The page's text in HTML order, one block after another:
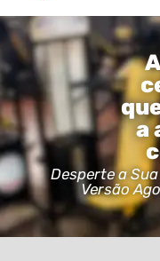
a
Desperte a
Versão